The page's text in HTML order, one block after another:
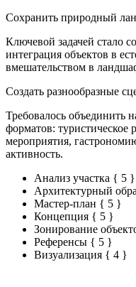
Сохранить природный
Ключевой задачей стало
интеграция объектов в
вмешательством в
Создать разнообразные
Требовалось объединить
форматов: туристическое
мероприятия,
активность.
Анализ участка { 5 }
Архитектурный
Мастер-план { 5 }
Концепция { 5 }
Зонирование
Референсы { 5 }
Визуализация { 4 }